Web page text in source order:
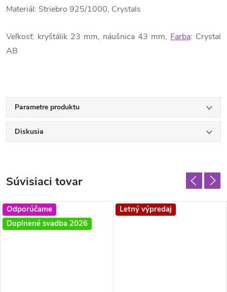
Materiál: Striebro 925/1000, Crystals
Veľkosť: kryštálik 23 mm, náušnica 43 mm, Farba: Crystal
AB
Parametre produktu
Diskusia
Súvisiaci tovar
Odporúčame
Doplnené svadba 2026
Letný výpredaj